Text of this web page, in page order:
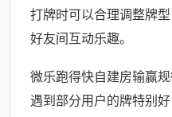
打牌时可以合理调整牌
好友间互动乐趣。
微乐跑得快自建房输赢
遇到部分用户的牌特别